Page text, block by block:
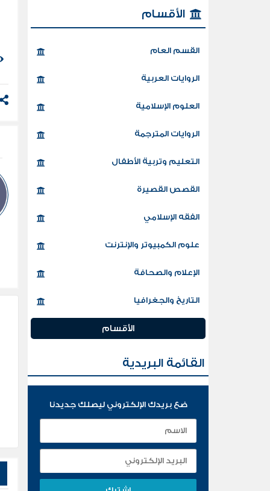
الأقسام
القسم العام
الروايات العربية
العلوم الإسلامية
الروايات المترجمة
التعليم وتربية الأطفال
القصص القصيرة
الفقه الإسلامي
علوم الكمبيوتر والإنترنت
الإعلام والصحافة
التاريخ والجغرافيا
الأقسام
القائمة البريدية
ضع بريدك الإلكتروني ليصلك جديدنا